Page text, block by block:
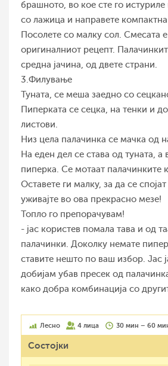
брашното, во кое сте го истуриле
со лажица и направете
Посолете со малку сол. Смесата
оригиналниот рецепт.
средна јачина, од двете страни.
3.Филување
Туната, се меша заедно со
Пиперката се сецка, на тенки и
листови.
Низ цела палачинка се мачка од
На еден дел се става од туната,
пиперка. Се мотаат палачинките
Оставете ги малку, за да се
уживајте во ова прекрасно мезе!
Топло го препорачувам!
- јас користев помала тава и од
палачинки. Доколку немате
ставите нешто по ваш избор. Јас
добијам убав пресек од
како добра комбинација со
Лесно 4 лица 30 мин – 60
Состојки